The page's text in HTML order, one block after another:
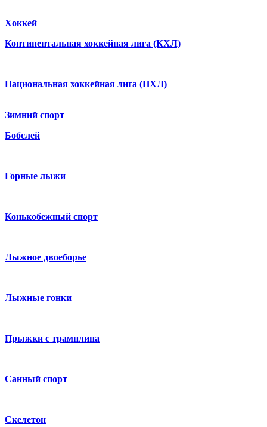
Хоккей
Континентальная хоккейная лига (КХЛ)
Национальная хоккейная лига (НХЛ)
Зимний спорт
Бобслей
Горные лыжи
Конькобежный спорт
Лыжное двоеборье
Лыжные гонки
Прыжки с трамплина
Санный спорт
Скелетон